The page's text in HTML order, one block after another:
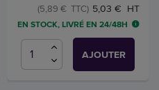
5,03 € HT
(5,89 € TTC)
EN STOCK, LIVRÉ EN 24/48H
AJOUTER